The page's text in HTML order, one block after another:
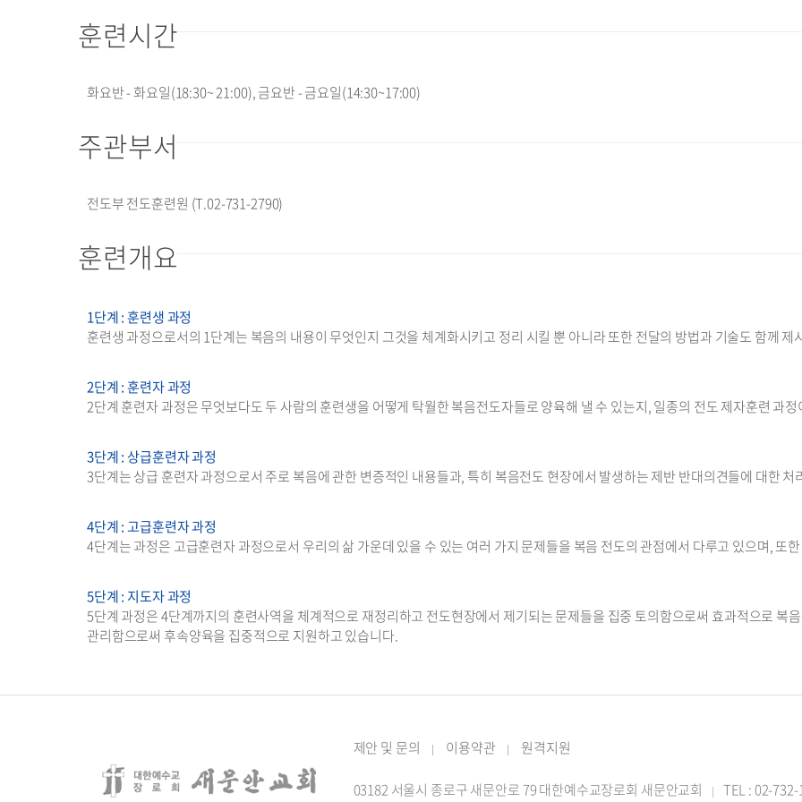
훈련시간
화요반 - 화요일(18:30~ 21:00), 금요반 - 금요일(14:30~17:00)
주관부서
전도부 전도훈련원 (T.02-731-2790)
훈련개요
1단계 : 훈련생 과정
훈련생 과정으로서의 1단계는 복음의 내용이 무엇인지 그것을 체계화시키고 정리 시킬 뿐 아니라 또한 전달의 방법과 기술도 함께 제
2단계 : 훈련자 과정
2단계 훈련자 과정은 무엇보다도 두 사람의 훈련생을 어떻게 탁월한 복음전도자들로 양육해 낼 수 있는지, 일종의 전도 제자훈련 과
3단계 : 상급훈련자 과정
3단계는 상급 훈련자 과정으로서 주로 복음에 관한 변증적인 내용들과, 특히 복음전도 현장에서 발생하는 제반 반대의견들에 대한 처
4단계 : 고급훈련자 과정
4단계는 과정은 고급훈련자 과정으로서 우리의 삶 가운데 있을 수 있는 여러 가지 문제들을 복음 전도의 관점에서 다루고 있으며, 또
5단계 : 지도자 과정
5단계 과정은 4단계까지의 훈련사역을 체계적으로 재정리하고 전도현장에서 제기되는 문제들을 집중 토의함으로써 효과적으로 복
관리함으로써 후속양육을 집중적으로 지원하고 있습니다.
제안 및 문의 | 이용약관 | 원격지원
03182 서울시 종로구 새문안로 79 대한예수교장로회 새문안교회 | TEL : 02-732-